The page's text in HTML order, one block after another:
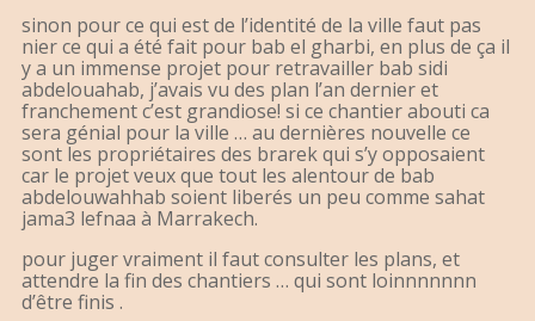
sinon pour ce qui est de l’identité de la ville faut pas
nier ce qui a été fait pour bab el gharbi, en plus de ça il
y a un immense projet pour retravailler bab sidi
abdelouahab, j’avais vu des plan l’an dernier et
franchement c’est grandiose! si ce chantier abouti ca
sera génial pour la ville … au dernières nouvelle ce
sont les propriétaires des brarek qui s’y opposaient
car le projet veux que tout les alentour de bab
abdelouwahhab soient liberés un peu comme sahat
jama3 lefnaa à Marrakech.
pour juger vraiment il faut consulter les plans, et
attendre la fin des chantiers … qui sont loinnnnnnn
d’être finis .